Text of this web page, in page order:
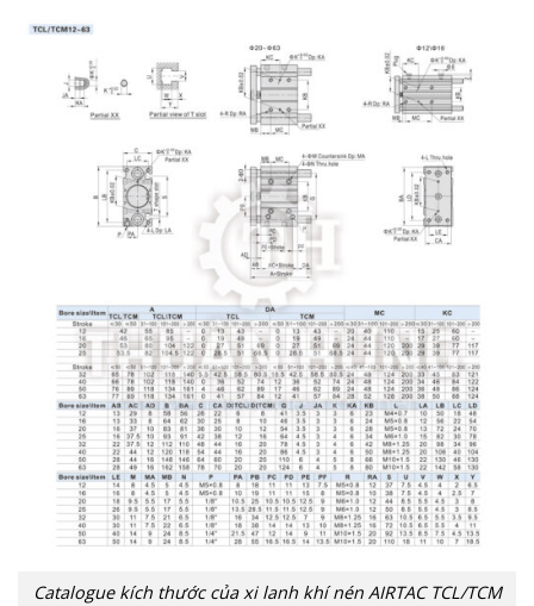
Catalogue kích thước của xi lanh khí nén AIRTAC TCL/TCM